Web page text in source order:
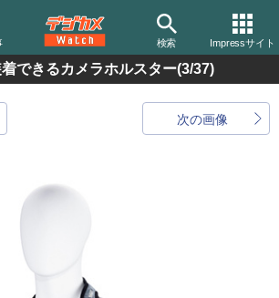
検索 Impressサイト
できるカメラホルスター(3/37)
次の画像